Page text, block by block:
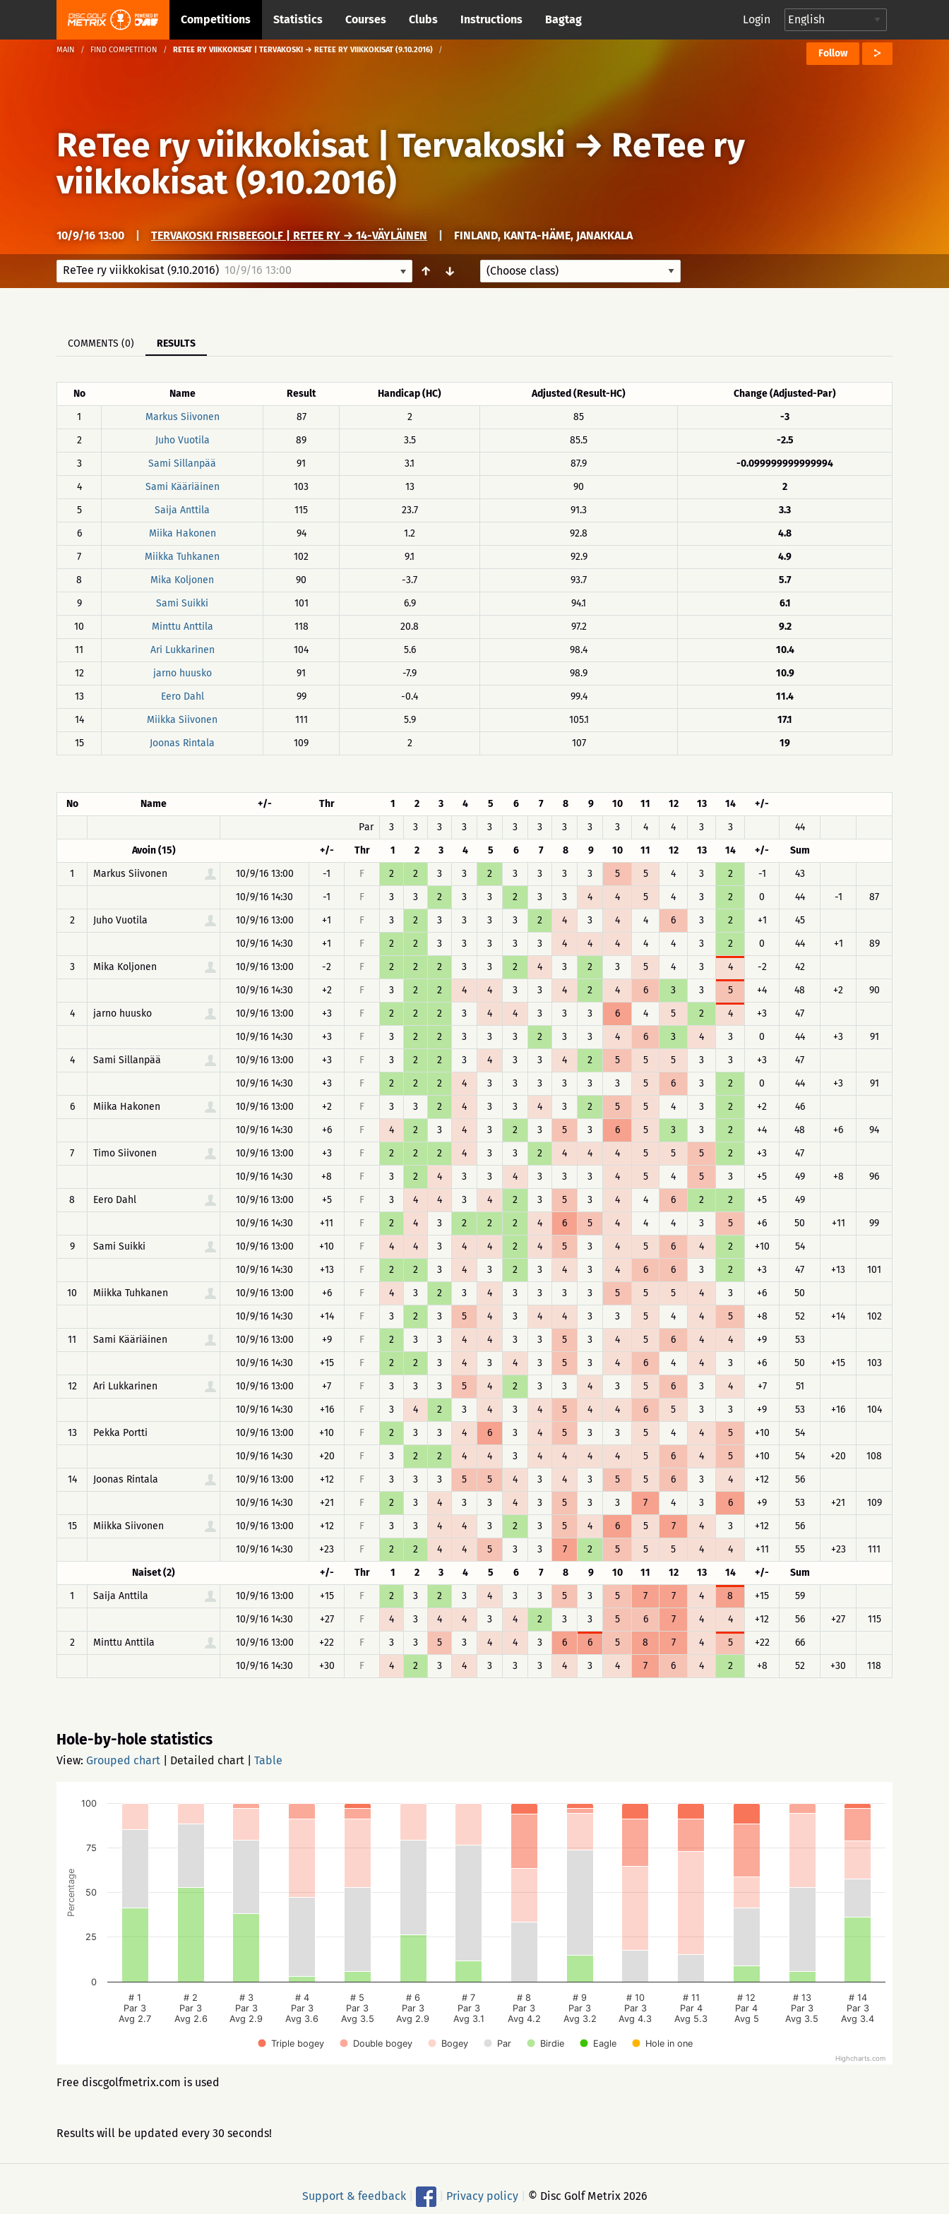
Competitions Statistics Courses Clubs Instructions Bagtag Login
MAIN FIND COMPETITION RETEE RY VIIKKOKISAT | TERVAKOSKI → RETEE RY VIIKKOKISAT (9.10.2016) Follow
ReTee ry viikkokisat | Tervakoski→ ReTee ry
viikkokisat (9.10.2016)
10/9/16 13:00 TERVAKOSKI FRISBEEGOLF | RETEE RY → 14-VÄYLÄINEN FINLAND, KANTA-HÄME, JANAKKALA
ReTee ry viikkokisat (9.10.2016) 10/9/16 13:00 ↑ ↓
COMMENTS (0) RESULTS
No Name Result Handicap (HC) Adjusted (Result-HC)
Change (Adjusted-Par)
1
Markus Siivonen 87 2 85
-3
2
Juho Vuotila 89 3.5 85.5
-2.5
3
Sami Sillanpää 91 3.1 87.9
-0.099999999999994
4
Sami Kääriäinen 103 13 90
2
5
Saija Anttila 115 23.7 91.3
3.3
6
Miika Hakonen 94 1.2 92.8
4.8
7
Miikka Tuhkanen 102 9.1 92.9
4.9
8
Mika Koljonen 90 -3.7 93.7
5.7
9
Sami Suikki 101 6.9 94.1
6.1
10
Minttu Anttila 118 20.8 97.2
9.2
11
Ari Lukkarinen 104 5.6 98.4
10.4
12
jarno huusko 91 -7.9 98.9
10.9
13
Eero Dahl 99 -0.4 99.4
11.4
14
Miikka Siivonen 111 5.9 105.1
17.1
15
Joonas Rintala 109 2 107 19
No Name +/- Thr 1 2 3 4 5 6 7 8 9 10 11 12 13 14
+/-
Par
3 3 3 3 3 3 3 3 3 3 4 4 3 3
44
Avoin (15)
+/- Thr 1 2 3 4 5 6 7 8 9 10 11 12 13 14 +/-
Sum
1
Markus Siivonen 10/9/16 13:00 -1 F 2 2 3 3 2 3 3 3 3 5 5 4 3 2 -1
43
10/9/16 14:30
-1 F 3 3 2 3 3 2 3 3 4 4 5 4 3 2 0 44 -1
87
2
Juho Vuotila 10/9/16 13:00 +1 F 3 2 3 3 3 3 2 4 3 4 4 6 3 2 +1
45
10/9/16 14:30
+1 F 2 2 3 3 3 3 3 4 4 4 4 4 3 2 0 44 +1
89
3
Mika Koljonen 10/9/16 13:00 -2 F 2 2 2 3 3 2 4 3 2 3 5 4 3 4 -2
42
10/9/16 14:30
+2 F 3 2 2 4 4 3 3 4 2 4 6 3 3 5 +4 48 +2
90
4
jarno huusko 10/9/16 13:00 +3 F 2 2 2 3 4 4 3 3 3 6 4 5 2 4 +3
47
10/9/16 14:30
+3 F 3 2 2 3 3 3 2 3 3 4 6 3 4 3 0 44 +3
91
4
Sami Sillanpää 10/9/16 13:00 +3 F 3 2 2 3 4 3 3 4 2 5 5 5 3 3 +3
47
10/9/16 14:30
+3 F 2 2 2 4 3 3 3 3 3 3 5 6 3 2 0 44 +3
91
6
Miika Hakonen 10/9/16 13:00 +2 F 3 3 2 4 3 3 4 3 2 5 5 4 3 2 +2
46
10/9/16 14:30
+6 F 4 2 3 4 3 2 3 5 3 6 5 3 3 2 +4 48 +6
94
7
Timo Siivonen 10/9/16 13:00 +3 F 2 2 2 4 3 3 2 4 4 4 5 5 5 2 +3
47
10/9/16 14:30
+8 F 3 2 4 3 3 4 3 3 3 4 5 4 5 3 +5 49 +8
96
8
Eero Dahl 10/9/16 13:00 +5 F 3 4 4 3 4 2 3 5 3 4 4 6 2 2 +5
49
10/9/16 14:30
+11 F 2 4 3 2 2 2 4 6 5 4 4 4 3 5 +6 50 +11
99
9
Sami Suikki 10/9/16 13:00 +10 F 4 4 3 4 4 2 4 5 3 4 5 6 4 2 +10
54
10/9/16 14:30
+13 F 2 2 3 4 3 2 3 4 3 4 6 6 3 2 +3 47 +13
101
10
Miikka Tuhkanen 10/9/16 13:00 +6 F 4 3 2 3 4 3 3 3 3 5 5 5 4 3 +6
50
10/9/16 14:30
+14 F 3 2 3 5 4 3 4 4 3 3 5 4 4 5 +8 52 +14
102
11
Sami Kääriäinen 10/9/16 13:00 +9 F 2 3 3 4 4 3 3 5 3 4 5 6 4 4 +9
53
10/9/16 14:30
+15 F 2 2 3 4 3 4 3 5 3 4 6 4 4 3 +6 50 +15
103
12
Ari Lukkarinen 10/9/16 13:00 +7 F 3 3 3 5 4 2 3 3 4 3 5 6 3 4 +7
51
10/9/16 14:30
+16 F 3 4 2 3 4 3 4 5 4 4 6 5 3 3 +9 53 +16
104
13
Pekka Portti 10/9/16 13:00 +10 F 2 3 3 4 6 3 4 5 3 3 5 4 4 5 +10
54
10/9/16 14:30
+20 F 3 2 2 4 4 3 4 4 4 4 5 6 4 5 +10 54 +20
108
14
Joonas Rintala 10/9/16 13:00 +12 F 3 3 3 5 5 4 3 4 3 5 5 6 3 4 +12
56
10/9/16 14:30
+21 F 2 3 4 3 3 4 3 5 3 3 7 4 3 6 +9 53 +21
109
15
Miikka Siivonen 10/9/16 13:00 +12 F 3 3 4 4 3 2 3 5 4 6 5 7 4 3 +12
56
10/9/16 14:30
+23 F 2 2 4 4 5 3 3 7 2 5 5 5 4 4 +11 55 +23
111
Naiset (2)
+/- Thr 1 2 3 4 5 6 7 8 9 10 11 12 13 14 +/-
Sum
1
Saija Anttila 10/9/16 13:00 +15 F 2 3 2 3 4 3 3 5 3 5 7 7 4 8 +15
59
10/9/16 14:30
+27 F 4 3 4 4 3 4 2 3 3 5 6 7 4 4 +12 56 +27
115
2
Minttu Anttila 10/9/16 13:00 +22 F 3 3 5 3 4 4 3 6 6 5 8 7 4 5 +22
66
10/9/16 14:30
+30 F 4 2 3 4 3 3 3 4 3 4 7 6 4 2 +8 52 +30 118
Hole-by-hole statistics
View: Grouped chart Detailed chart Table
Percentage
Triple bogey Double bogey Bogey Par Birdie Eagle Hole in one
# 1
Par 3
Avg 2.7
# 2
Par 3
Avg 2.6
# 3
Par 3
Avg 2.9
# 4
Par 3
Avg 3.6
# 5
Par 3
Avg 3.5
# 6
Par 3
Avg 2.9
# 7
Par 3
Avg 3.1
# 8
Par 3
Avg 4.2
# 9
Par 3
Avg 3.2
# 10
Par 3
Avg 4.3
# 11
Par 4
Avg 5.3
# 12
Par 4
Avg 5
# 13
Par 3
Avg 3.5
# 14
Par 3
Avg 3.4
0
25
50
75
100
Highcharts.com
Free discgolfmetrix.com is used
Results will be updated every 30 seconds!
Support & feedback Privacy policy © Disc Golf Metrix 2026